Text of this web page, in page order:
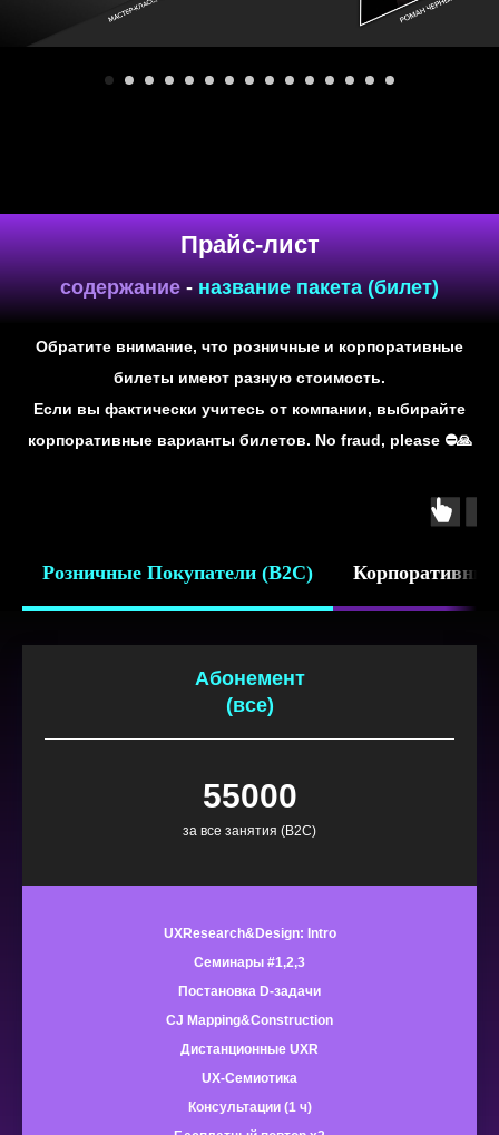
Обратите внимание, что розничные и корпоративные
билеты имеют разную стоимость.
Если вы фактически учитесь от компании, выбирайте
корпоративные варианты билетов. No fraud, please ⛔️🙏
Розничные Покупатели (B2C)
Абонемент
(все)
55000
за все занятия (B2C)
UXResearch&Design: Intro
Семинары #1,2,3
Постановка D-задачи
CJ Mapping&Construction
Дистанционные UXR
UX-Семиотика
Консультации (1 ч)
Вы пишете, мы не рецензируем!
занятий